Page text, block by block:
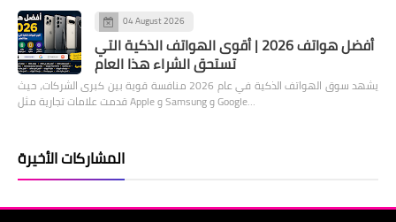
04 August 2026
أفضل هواتف 2026 | أقوى الهواتف الذكية التي
تستحق الشراء هذا العام
يشهد سوق الهواتف الذكية في عام 2026 منافسة قوية بين كبرى الشركات، حيث
قدمت علامات تجارية مثل Apple و Samsung و Google…
المشاركات الأخيرة